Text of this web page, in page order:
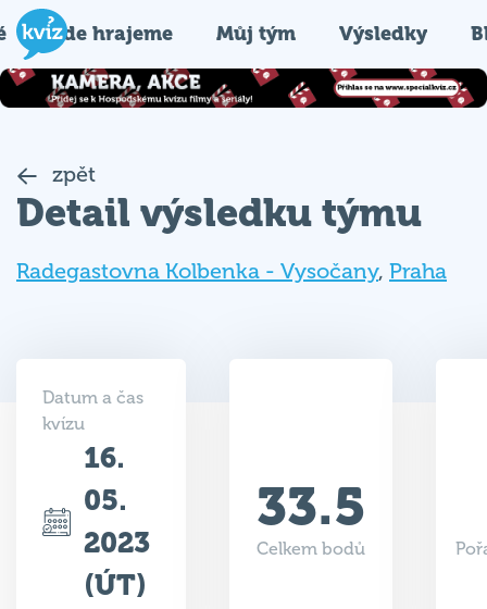
Kde hrajeme Můj tým Výsledky
zpět
Detail výsledku týmu
Radegastovna Kolbenka - Vysočany, Praha
Datum a čas
kvízu
16.
05.
2023
(ÚT)
33.5
Celkem bodů